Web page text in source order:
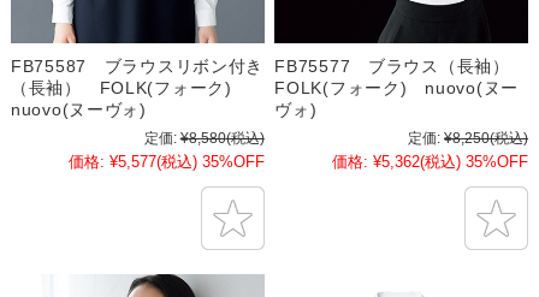
FB75587 ブラウスリボン付き
（長袖） FOLK(フォーク)
nuovo(ヌーヴォ)
定価: ¥8,580(税込)
価格: ¥5,577(税込) 35%OFF
FB75577 ブラウス（長袖）
FOLK(フォーク) nuovo(ヌー
ヴォ)
定価: ¥8,250(税込)
価格: ¥5,362(税込) 35%OFF